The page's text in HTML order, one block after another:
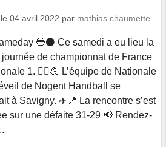
04 avril 2022 par mathias chaumette
🔵⚫️ Ce samedi a eu lieu la
journée de championnat de France
1. 🤾‍♂️💪 L’équipe de Nationale
de Nogent Handball se
à Savigny. ✈️📍 La rencontre s’est
sur une défaite 31-29 📢 Rendez-